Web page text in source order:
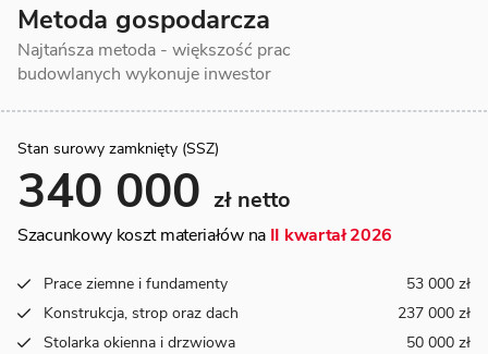
Metoda gospodarcza
Najtańsza metoda - większość prac
budowlanych wykonuje inwestor
Stan surowy zamknięty (SSZ)
340 000 zł netto
Szacunkowy koszt materiałów na II kwartał 2026
Prace ziemne i fundamenty
53 000 zł
Konstrukcja, strop oraz dach
237 000 zł
Stolarka okienna i drzwiowa
50 000 zł